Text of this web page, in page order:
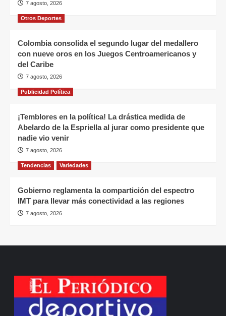
7 agosto, 2026
Otros Deportes
Colombia consolida el segundo lugar del medallero
con nueve oros en los Juegos Centroamericanos y
del Caribe
7 agosto, 2026
Publicidad Política
¡Temblores en la política! La drástica medida de
Abelardo de la Espriella al jurar como presidente que
nadie vio venir
7 agosto, 2026
Tendencias Variedades
Gobierno reglamenta la compartición del espectro
IMT para llevar más conectividad a las regiones
7 agosto, 2026